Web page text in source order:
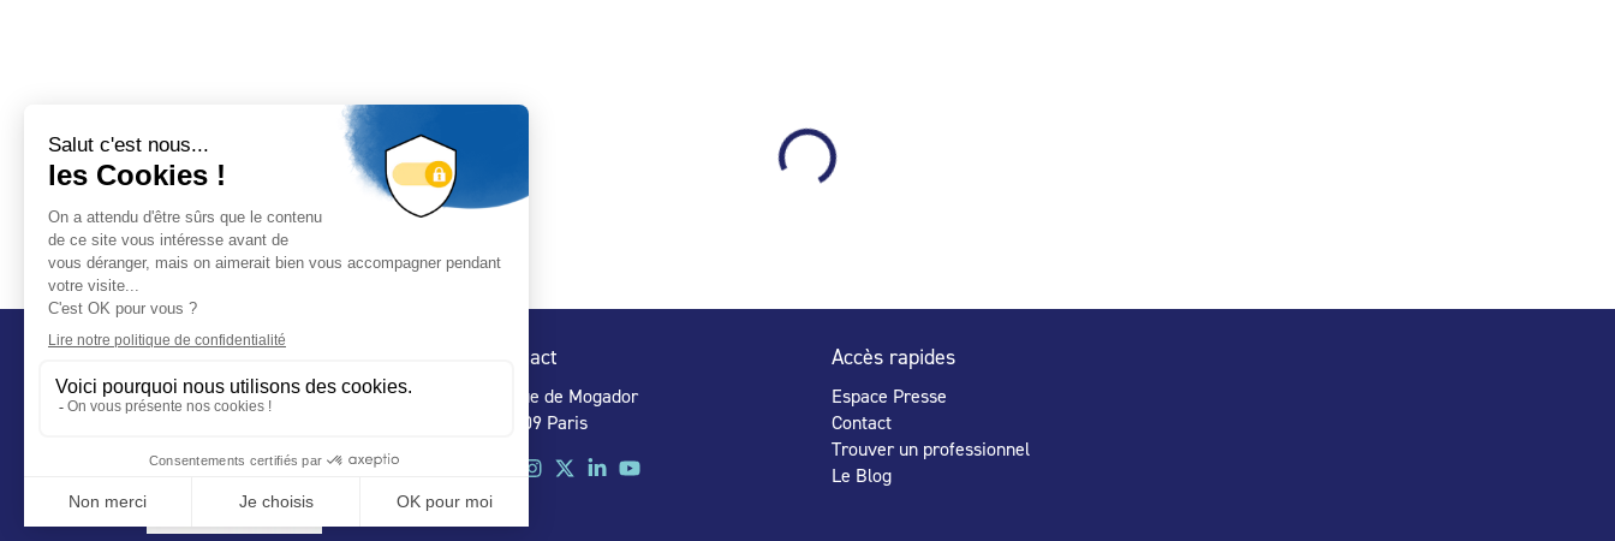
Contact
32 rue de Mogador
75 009 Paris
Accès rapides
Espace Presse
Contact
Trouver un professionnel
Le Blog